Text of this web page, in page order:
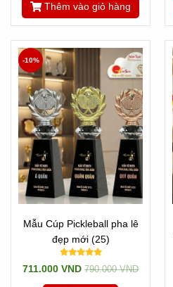
Thêm vào giỏ hàng
Mẫu Cúp Pickleball pha lê
đẹp mới (25)
711.000 VND 790.000 VND
-10%